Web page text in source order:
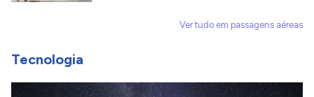
Ver tudo em passagens aéreas
Tecnologia